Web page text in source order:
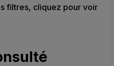
filtres, cliquez pour voir